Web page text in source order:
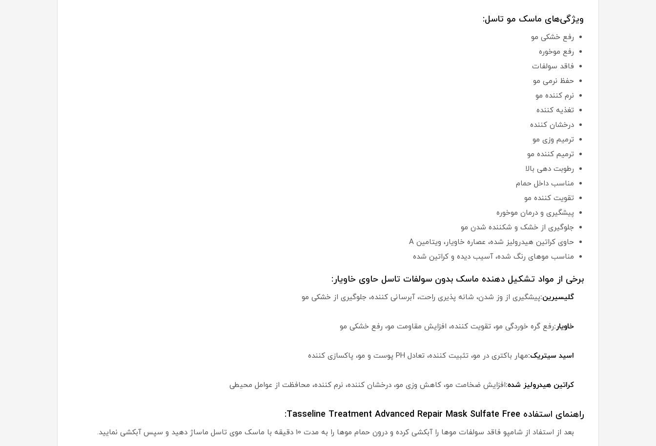
ویژگی‌های ماسک مو تاسل:
رفع خشکی مو
رفع موخوره
فاقد سولفات
حفظ نرمی مو
نرم کننده مو
تغذیه کننده
درخشان کننده
ترمیم وزی مو
ترمیم کننده مو
رطوبت دهی بالا
مناسب داخل حمام
تقویت کننده مو
پیشگیری و درمان موخوره
جلوگیری از خشک و شکننده شدن مو
حاوی کراتین هیدرولیز شده، عصاره خاویار، ویتامین A
مناسب موهای رنگ شده، آسیب دیده و کراتین شده
برخی از مواد تشکیل دهنده ماسک بدون سولفات تاسل حاوی خاویار:
گلیسیرین:پیشگیری از وز شدن، شانه پذیری راحت، آبرسانی کننده، جلوگیری از خشکی مو
خاویار:رفع گره خوردگی مو، تقویت کننده، افزایش مقاومت مو، رفع خشکی مو
اسید سیتریک:مهار باکتری در مو، تثبیت کننده، تعادل PH پوست و مو، پاکسازی کننده
کراتین هیدرولیز شده:افزایش ضخامت مو، کاهش وزی مو، درخشان کننده، نرم کننده، محافظت از عوامل محیطی
راهنمای استفاده Tasseline Treatment Advanced Repair Mask Sulfate Free:
بعد از استفاد از شامپو فاقد سولفات موها را آبکشی کرده و درون حمام موها را به مدت 10 دقیقه با ماسک موی تاسل ماساژ دهید و سپس آبکشی نمایید.